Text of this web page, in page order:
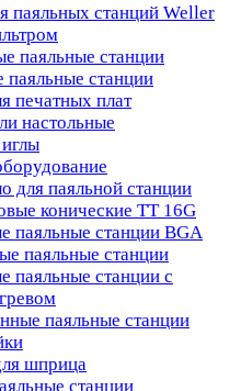
паяльных станций Weller
паяльные станции
станции
печатных плат
настольные
для паяльной станции
конические TT 16G
паяльные станции BGA
паяльные станции
паяльные станции с
паяльные станции
шприца
станции